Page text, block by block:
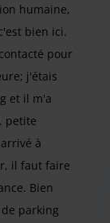
sera
applicable
20h et 07h
delà de 3
égal à 30min
départ
4x4 exct…
selon le
humaine,
bien ici.
pour
j'étais
et il m'a
petite
à
il faut faire
Bien
parking